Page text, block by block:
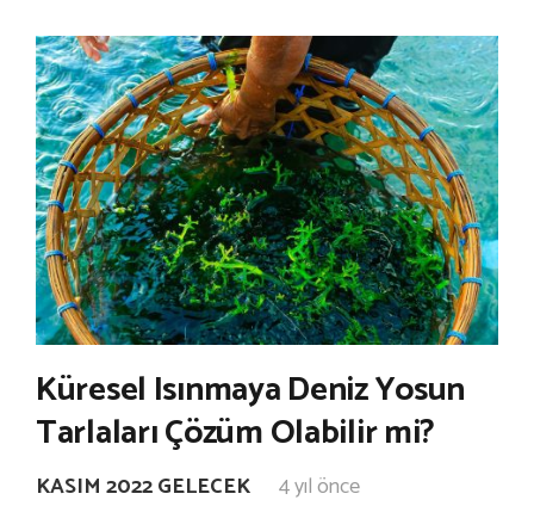
Küresel Isınmaya Deniz Yosun
Tarlaları Çözüm Olabilir mi?
KASIM 2022 GELECEK 4 yıl önce